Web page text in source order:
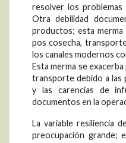
resolver los problemas
Otra debilidad
productos; esta
pos cosecha,
los canales modernos
Esta merma se
transporte debido a las
y las carencias de
documentos en la
La variable resiliencia
preocupación grande;